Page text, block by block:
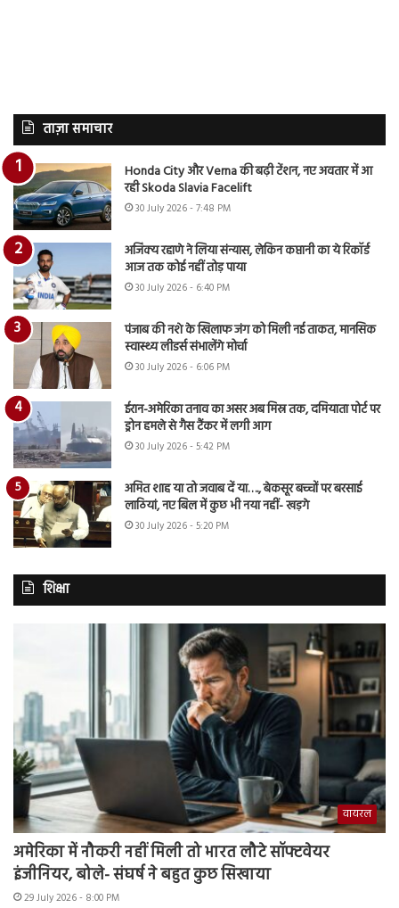
ताज़ा समाचार
Honda City और Verna की बढ़ी टेंशन, नए अवतार में आ
रही Skoda Slavia Facelift
30 July 2026 - 7:48 PM
अजिंक्य रहाणे ने लिया संन्यास, लेकिन कप्तानी का ये रिकॉर्ड
आज तक कोई नहीं तोड़ पाया
30 July 2026 - 6:40 PM
पंजाब की नशे के खिलाफ जंग को मिली नई ताकत, मानसिक
स्वास्थ्य लीडर्स संभालेंगे मोर्चा
30 July 2026 - 6:06 PM
ईरान-अमेरिका तनाव का असर अब मिस्र तक, दमियाता पोर्ट पर
ड्रोन हमले से गैस टैंकर में लगी आग
30 July 2026 - 5:42 PM
अमित शाह या तो जवाब दें या…., बेकसूर बच्चों पर बरसाई
लाठियां, नए बिल में कुछ भी नया नहीं- खड़गे
30 July 2026 - 5:20 PM
शिक्षा
वायरल
अमेरिका में नौकरी नहीं मिली तो भारत लौटे सॉफ्टवेयर
इंजीनियर, बोले- संघर्ष ने बहुत कुछ सिखाया
29 July 2026 - 8:00 PM